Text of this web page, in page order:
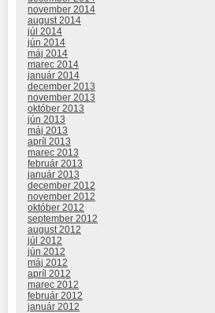
november 2014
august 2014
júl 2014
jún 2014
máj 2014
marec 2014
január 2014
december 2013
november 2013
október 2013
jún 2013
máj 2013
apríl 2013
marec 2013
február 2013
január 2013
december 2012
november 2012
október 2012
september 2012
august 2012
júl 2012
jún 2012
máj 2012
apríl 2012
marec 2012
február 2012
január 2012